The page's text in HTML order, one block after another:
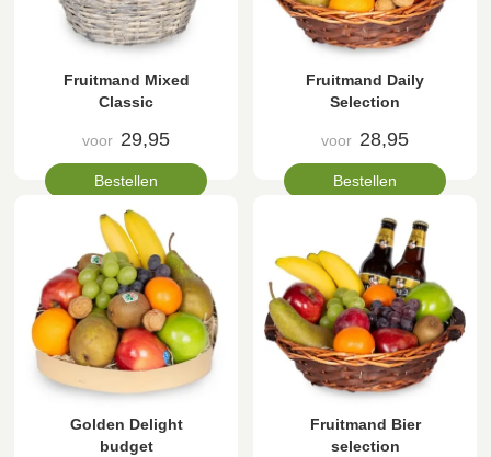
Fruitmand Mixed
Classic
voor 29,95
Bestellen
Fruitmand Daily
Selection
voor 28,95
Bestellen
Golden Delight
budget
Fruitmand Bier
selection